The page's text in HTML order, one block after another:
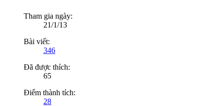
Tham gia ngày:
21/1/13
Bài viết:
346
Đã được thích:
65
Điểm thành tích:
28